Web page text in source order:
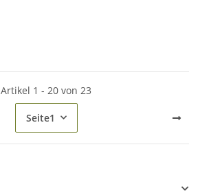
Artikel 1 - 20 von 23
Seite1